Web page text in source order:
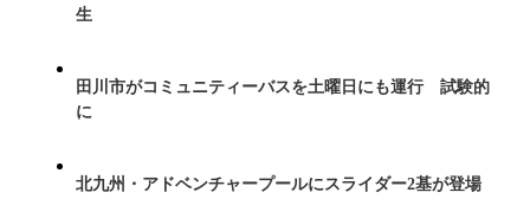
生
田川市がコミュニティーバスを土曜日にも運行 試験的
に
北九州・アドベンチャープールにスライダー2基が登場